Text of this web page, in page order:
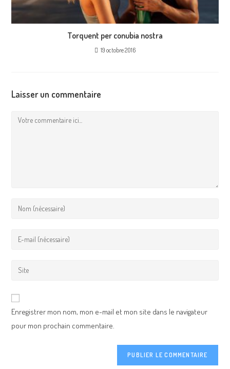
Torquent per conubia nostra
19 octobre 2016
Laisser un commentaire
Commentaire
Entrez
nom
pour
commenter
Saisissez
électronique
Saisir
votre
site
(facultatif)
Enregistrer mon nom, mon e-mail et mon site dans le navigateur
pour mon prochain commentaire.